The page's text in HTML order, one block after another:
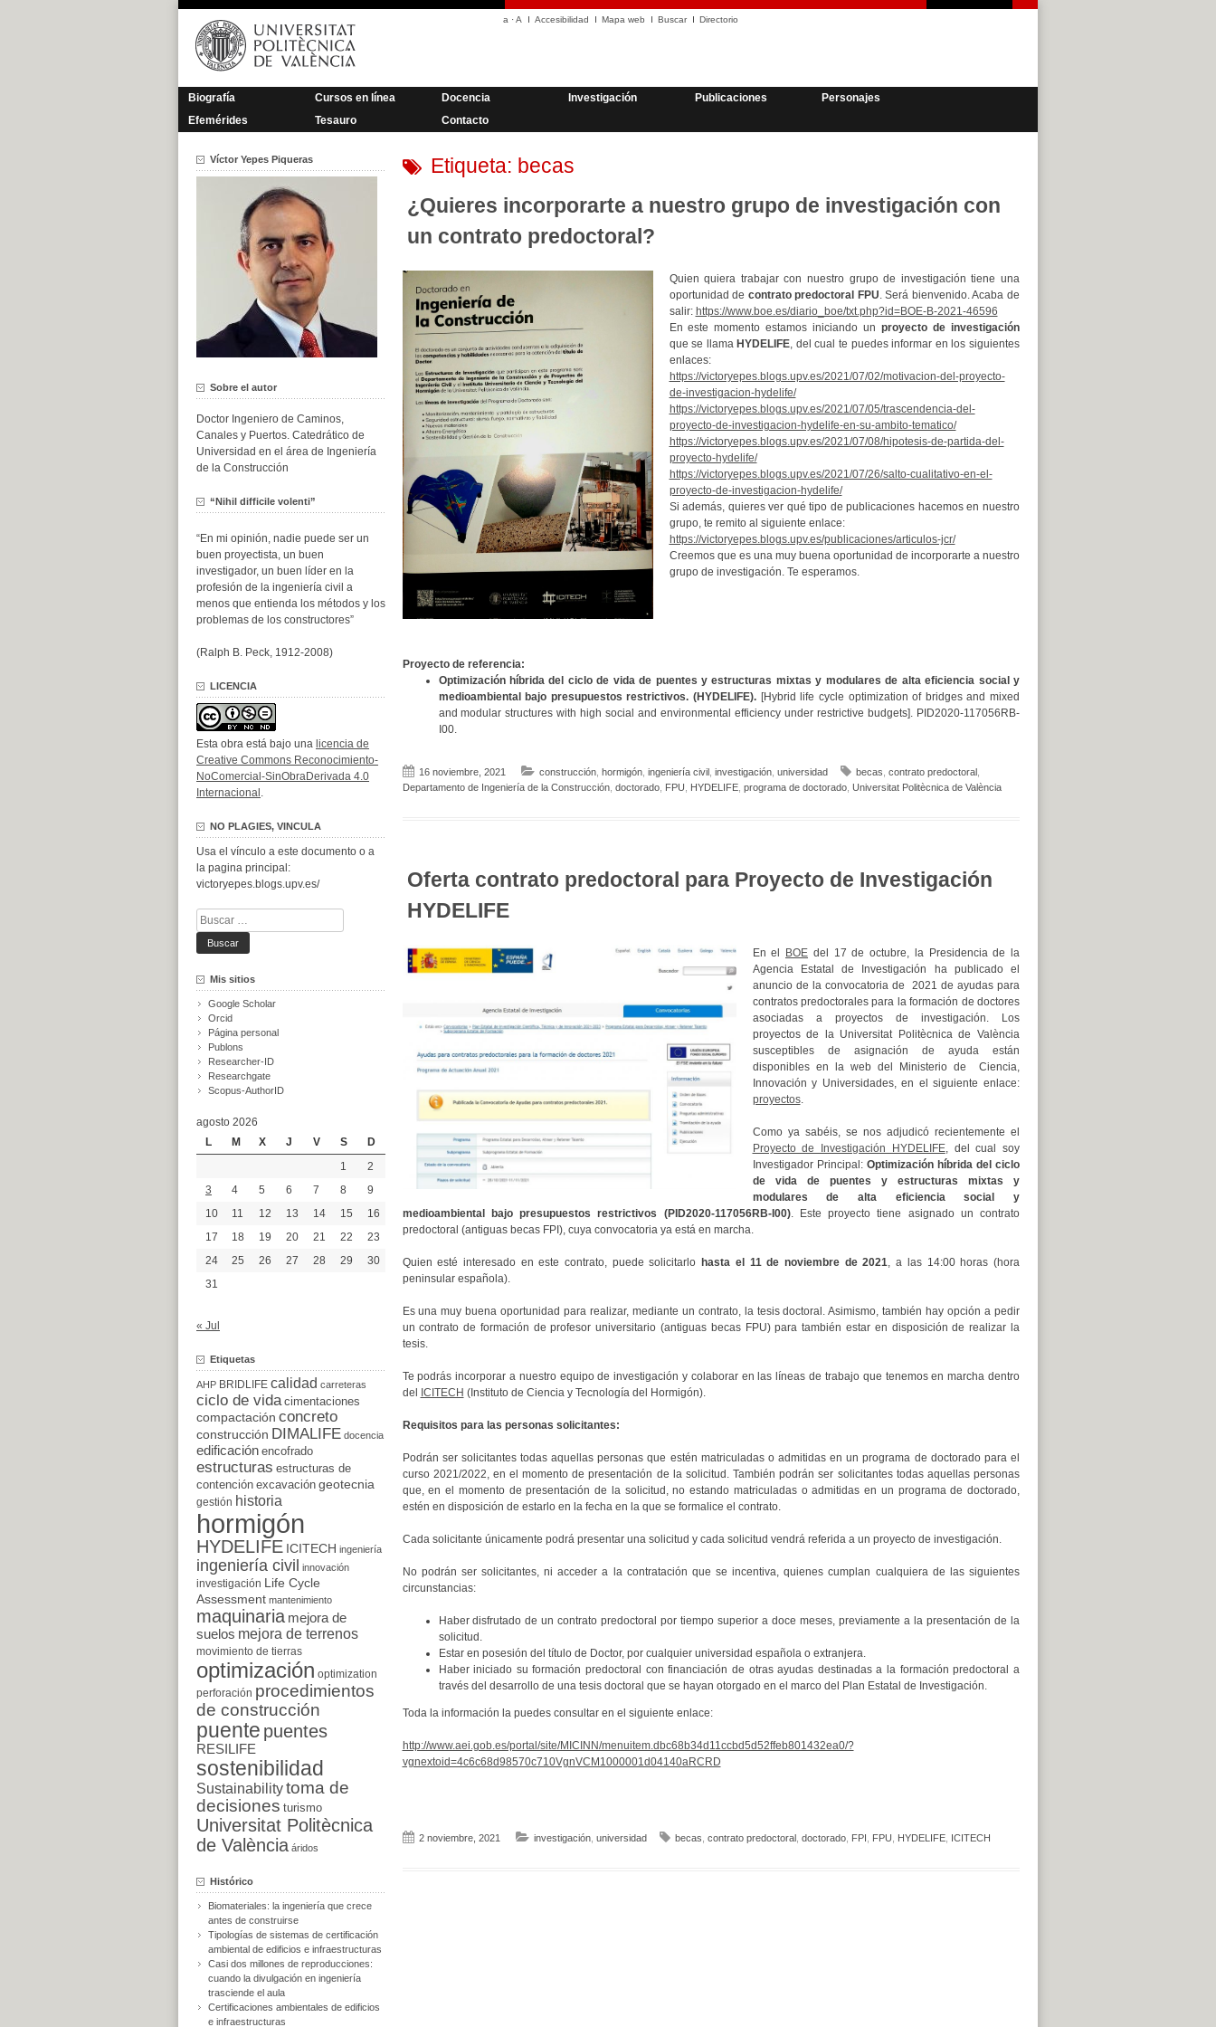
Saltar
contenido
a ·A Accesibilidad Mapa web Buscar Directorio
Biografía Cursos en línea Docencia Investigación Publicaciones
Personajes
Efemérides
Tesauro Contacto
Etiqueta: becas
¿Quieres incorporarte a nuestro grupo de investigación con
un contrato predoctoral?
Quien quiera trabajar con nuestro grupo de investigación tiene una
oportunidad de contrato predoctoral FPU. Será bienvenido. Acaba de
salir: https://www.boe.es/diario_boe/txt.php?id=BOE-B-2021-46596
En este momento estamos iniciando unproyecto de investigación
que se llama HYDELIFE, del cual te puedes informar en los siguientes
enlaces:
https://victoryepes.blogs.upv.es/2021/07/02/motivacion-del-proyecto-
de-investigacion-hydelife/
https://victoryepes.blogs.upv.es/2021/07/05/trascendencia-del-
proyecto-de-investigacion-hydelife-en-su-ambito-tematico/
https://victoryepes.blogs.upv.es/2021/07/08/hipotesis-de-partida-del-
proyecto-hydelife/
https://victoryepes.blogs.upv.es/2021/07/26/salto-cualitativo-en-el-
proyecto-de-investigacion-hydelife/
Si además, quieres ver qué tipo de publicaciones hacemos en nuestro
grupo, te remito al siguiente enlace:
https://victoryepes.blogs.upv.es/publicaciones/articulos-jcr/
Creemos que es una muy buena oportunidad de incorporarte a nuestro
grupo de investigación. Te esperamos.
Proyecto de referencia:
Optimización híbrida del ciclo de vida de puentes y estructuras mixtas y modulares de alta eficiencia social y
medioambiental bajo presupuestos restrictivos. (HYDELIFE). [Hybrid life cycle optimization of bridges and mixed
and modular structures with high social and environmental efficiency under restrictive budgets]. PID2020-117056RB-
I00.
16 noviembre, 2021 construcción, hormigón, ingeniería civil investigación, universidad becas contrato predoctoral
Departamento de Ingeniería de la Construcción, doctorado, FPU HYDELIFE, programa de doctorado, Universitat Politècnica de València
Oferta contrato predoctoral para Proyecto de Investigación
HYDELIFE
En el BOE del 17 de octubre, la Presidencia de la
Agencia Estatal de Investigación ha publicado el
anuncio de la convocatoria de 2021 de ayudas para
contratos predoctorales para la formación de doctores
asociadas a proyectos de investigación. Los
proyectos de la Universitat Politècnica de València
susceptibles de asignación de ayuda están
disponibles en la web del Ministerio de Ciencia,
Innovación y Universidades, en el siguiente enlace:
proyectos.
Como ya sabéis, se nos adjudicó recientemente el
Proyecto de Investigación HYDELIFE, del cual soy
Investigador Principal: Optimización híbrida del ciclo
de vida de puentes y estructuras mixtas y
modulares de alta eficiencia social y
medioambiental bajo presupuestos restrictivos (PID2020-117056RB-I00). Este proyecto tiene asignado un contrato
predoctoral (antiguas becas FPI), cuya convocatoria ya está en marcha.
Quien esté interesado en este contrato, puede solicitarlo hasta el 11 de noviembre de 2021, a las 14:00 horas (hora
peninsular española).
Es una muy buena oportunidad para realizar, mediante un contrato, la tesis doctoral. Asimismo, también hay opción a pedir
un contrato de formación de profesor universitario (antiguas becas FPU) para también estar en disposición de realizar la
tesis.
Te podrás incorporar a nuestro equipo de investigación y colaborar en las líneas de trabajo que tenemos en marcha dentro
del
ICITECH (Instituto de Ciencia y Tecnología del Hormigón).
Requisitos para las personas solicitantes:
Podrán ser solicitantes todas aquellas personas que estén matriculadas o admitidas en un programa de doctorado para el
curso 2021/2022, en el momento de presentación de la solicitud. También podrán ser solicitantes todas aquellas personas
que, en el momento de presentación de la solicitud, no estando matriculadas o admitidas en un programa de doctorado,
estén en disposición de estarlo en la fecha en la que se formalice el contrato.
Cada solicitante únicamente podrá presentar una solicitud y cada solicitud vendrá referida a un proyecto de investigación.
No podrán ser solicitantes, ni acceder a la contratación que se incentiva, quienes cumplan cualquiera de las siguientes
circunstancias:
Haber disfrutado de un contrato predoctoral por tiempo superior a doce meses, previamente a la presentación de la
solicitud.
Estar en posesión del título de Doctor, por cualquier universidad española o extranjera.
Haber iniciado su formación predoctoral con financiación de otras ayudas destinadas a la formación predoctoral a
través del desarrollo de una tesis doctoral que se hayan otorgado en el marco del Plan Estatal de Investigación.
Toda la información la puedes consultar en el siguiente enlace:
http://www.aei.gob.es/portal/site/MICINN/menuitem.dbc68b34d11ccbd5d52ffeb801432ea0/?
vgnextoid=4c6c68d98570c710VgnVCM1000001d04140aRCRD
2 noviembre, 2021 investigación, universidad becas contrato predoctoral, doctorado, FPI FPU HYDELIFE, ICITECH
Víctor Yepes Piqueras
Sobre el autor
Doctor Ingeniero de Caminos,
Canales y Puertos. Catedrático de
Universidad en el área de Ingeniería
de la Construcción
“Nihil difficile volenti”
“En mi opinión, nadie puede ser un
buen proyectista, un buen
investigador, un buen líder en la
profesión de la ingeniería civil a
menos que entienda los métodos y los
problemas de los constructores”
(Ralph B. Peck, 1912-2008)
LICENCIA
Esta obra está bajo una licencia de
Creative Commons Reconocimiento-
NoComercial-SinObraDerivada 4.0
Internacional .
NO PLAGIES, VINCULA
Usa el vínculo a este documento o a
la pagina principal:
victoryepes.blogs.upv.es/
Buscar:
Mis sitios
Google Scholar
Orcid
Página personal
Publons
Researcher-ID
Researchgate
Scopus-AuthorID
agosto 2026
L
M X J V S
D
1
2
3
4 5 6 7 8
9
10
11 12 13 14 15
16
17
18 19 20 21 22
23
24
25 26 27 28 29
30
31
« Jul
Etiquetas
AHP BRIDLIFE calidad carreteras
ciclo de vida cimentaciones
compactación concreto
construcción DIMALIFE docencia
edificación encofrado
estructuras estructuras de
contención excavación geotecnia
gestión historia
hormigón
HYDELIFE ICITECH ingeniería
ingeniería civil innovación
investigación
Life Cycle
Assessment mantenimiento
maquinaria mejora de
suelos mejora de terrenos
movimiento de tierras
optimización optimization
perforación procedimientos
de construcción
puente puentes
RESILIFE
sostenibilidad
Sustainabilitytoma de
decisiones turismo
Universitat Politècnica
de València áridos
Histórico
Biomateriales: la ingeniería que crece
antes de construirse
Tipologías de sistemas de certificación
ambiental de edificios e infraestructuras
Casi dos millones de reproducciones:
cuando la divulgación en ingeniería
trasciende el aula
Certificaciones ambientales de edificios
e infraestructuras